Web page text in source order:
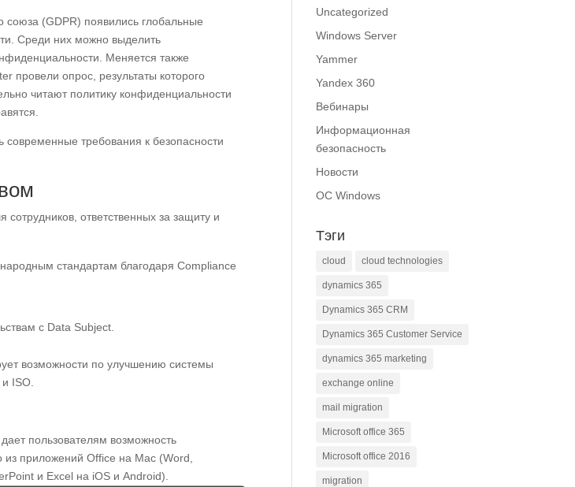
(GDPR) появились глобальные
Среди них можно выделить
Меняется также
провели опрос, результаты которого
читают политику конфиденциальности
современные требования к безопасности
ответственных за защиту и
стандартам благодаря Compliance
с Data Subject.
возможности по улучшению системы
и ISO.
пользователям возможность
из приложений Office на Mac (Word,
и Excel на iOS и Android).
Uncategorized
Windows Server
Yammer
Yandex 360
Вебинары
Информационная
безопасность
Новости
ОС Windows
Тэги
cloud cloud technologies
dynamics 365
Dynamics 365 CRM
Dynamics 365 Customer Service
dynamics 365 marketing
exchange online
mail migration
Microsoft office 365
Microsoft office 2016
migration